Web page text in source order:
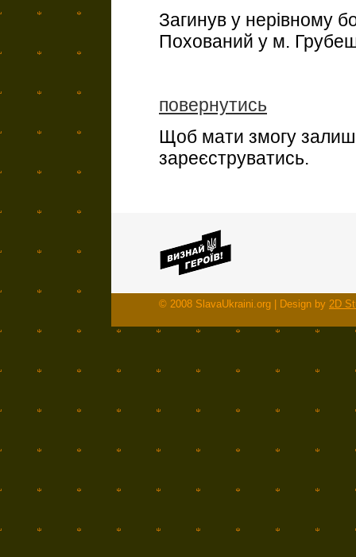
Загинув у нерівному
Похований у м.
повернутись
Щоб мати змогу
зареєструватись.
© 2008 SlavaUkraini.org | Design by 2D